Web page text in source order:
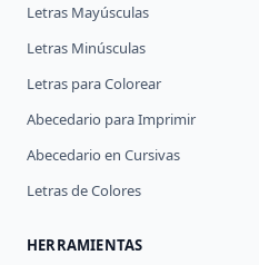
Letras Mayúsculas
Letras Minúsculas
Letras para Colorear
Abecedario para Imprimir
Abecedario en Cursivas
Letras de Colores
HERRAMIENTAS